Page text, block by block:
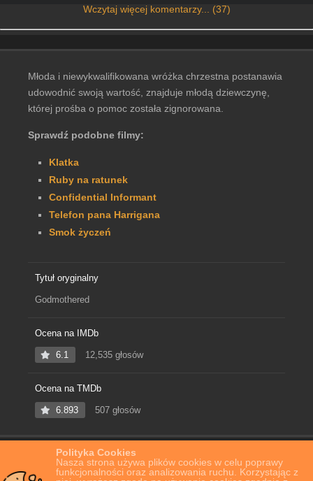
Polityka Cookies
Nasza strona używa plików cookies w celu poprawy
funkcjonalności oraz analizowania ruchu. Korzystając z
Wczytaj więcej komentarzy... (37)
Młoda i niewykwalifikowana wróżka chrzestna postanawia
udowodnić swoją wartość, znajduje młodą dziewczynę,
której prośba o pomoc została zignorowana.
Sprawdź podobne filmy:
Klatka
Ruby na ratunek
Confidential Informant
Telefon pana Harrigana
Smok życzeń
Tytuł oryginalny
Godmothered
Ocena na IMDb
6.1 12,535 głosów
Ocena na TMDb
6.893 507 głosów
Film Online Wróżka potrzebna od zaraz